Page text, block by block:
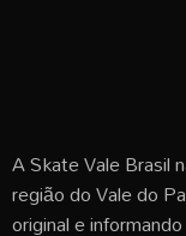
A Skate Vale Brasil
região do Vale do
original e